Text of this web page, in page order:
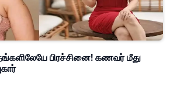
பிரச்சினை! கணவர் மீது